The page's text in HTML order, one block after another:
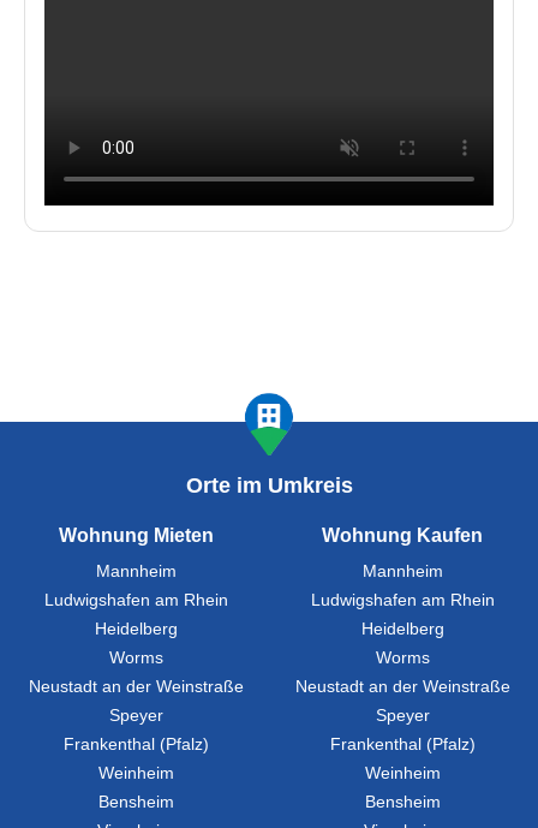
Orte im Umkreis
Wohnung Mieten
Mannheim
Ludwigshafen am Rhein
Heidelberg
Worms
Neustadt an der Weinstraße
Speyer
Frankenthal (Pfalz)
Weinheim
Bensheim
Wohnung Kaufen
Mannheim
Ludwigshafen am Rhein
Heidelberg
Worms
Neustadt an der Weinstraße
Speyer
Frankenthal (Pfalz)
Weinheim
Bensheim